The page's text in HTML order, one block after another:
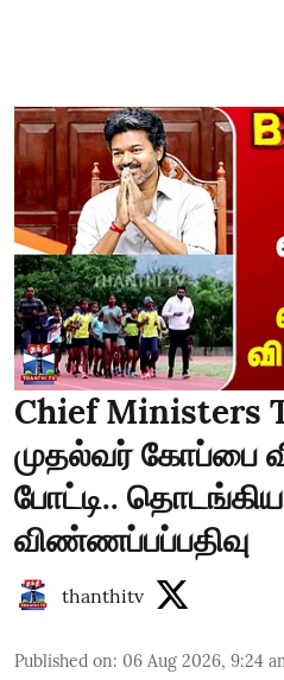
Chief Ministers
முதல்வர் கோப்பை
போட்டி..
விண்ணப்பப்பதிவு
thanthitv
Published on: 06 Aug 2026, 9:24